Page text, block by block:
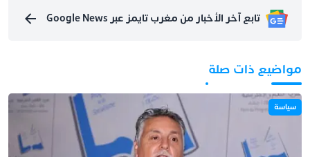
تابع آخر الأخبار من مغرب تايمز عبر Google News
مواضيع ذات صلة
سياسة